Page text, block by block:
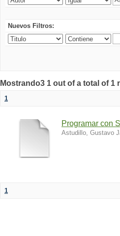
Nuevos Filtros:
Mostrando3 1 out of a total of 1
1
Programar con
Astudillo, Gustavo
1